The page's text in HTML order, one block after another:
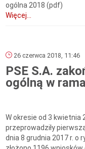
ogólna 2018 (pdf)
Więcej...
26 czerwca 2018, 11:46
PSE S.A.
ogólną w
W okresie od 3 kwietnia
przeprowadziły
dnia 8 grudnia 2017 r. o